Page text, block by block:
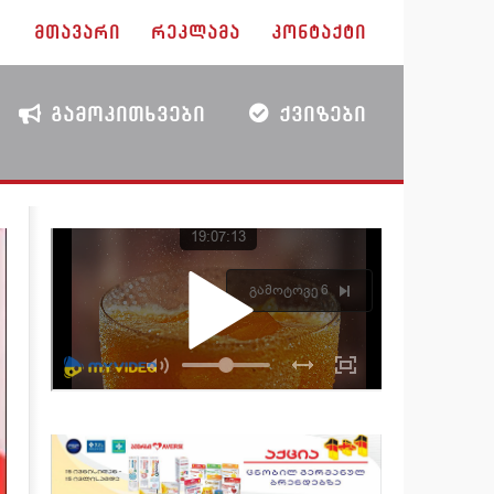
ᲛᲗᲐᲕᲐᲠᲘ ᲠᲔᲙᲚᲐᲛᲐ ᲙᲝᲜᲢᲐᲥᲢᲘ
ᲒᲐᲛᲝᲙᲘᲗᲮᲕᲔᲑᲘ ᲥᲕᲘᲖᲔᲑᲘ